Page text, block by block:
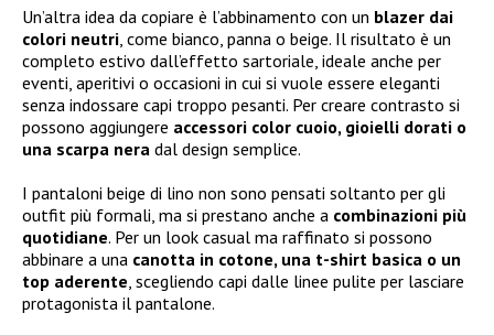
Un’altra idea da copiare è l’abbinamento con un blazer dai
colori neutri, come bianco, panna o beige. Il risultato è un
completo estivo dall’effetto sartoriale, ideale anche per
eventi, aperitivi o occasioni in cui si vuole essere eleganti
senza indossare capi troppo pesanti. Per creare contrasto si
possono aggiungere accessori color cuoio, gioielli dorati o
una scarpa nera dal design semplice.
I pantaloni beige di lino non sono pensati soltanto per gli
outfit più formali, ma si prestano anche a combinazioni più
quotidiane. Per un look casual ma raffinato si possono
abbinare a una canotta in cotone, una t-shirt basica o un
top aderente, scegliendo capi dalle linee pulite per lasciare
protagonista il pantalone.